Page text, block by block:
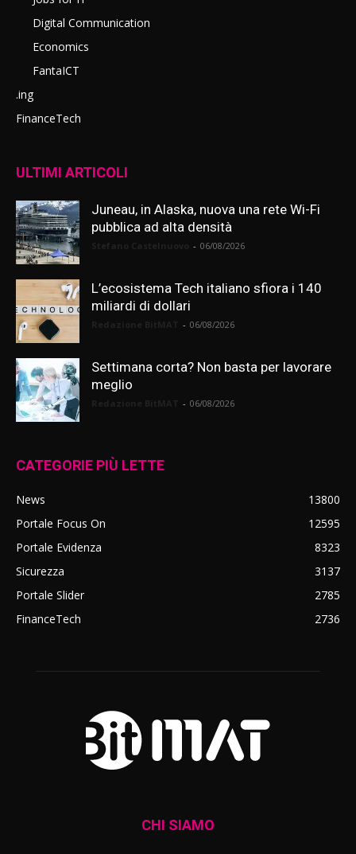
Digital Communication
Economics
FantaICT
.ing
FinanceTech
ULTIMI ARTICOLI
Juneau, in Alaska, nuova una rete Wi-Fi
pubblica ad alta densità
- 06/08/2026
L’ecosistema Tech italiano sfiora i 140
miliardi di dollari
- 06/08/2026
Settimana corta? Non basta per lavorare
meglio
- 06/08/2026
CATEGORIE PIÙ LETTE
News
13800
Portale Focus On
12595
Portale Evidenza
8323
Sicurezza
3137
Portale Slider
2785
FinanceTech
2736
CHI SIAMO